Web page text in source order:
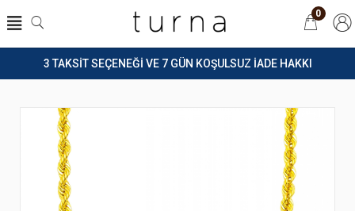
3 TAKSİT SEÇENEĞİ VE 7 GÜN KOŞULSUZ İADE HAKKI
0